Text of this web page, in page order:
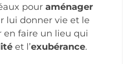
pour aménager
lui donner vie et le
en faire un lieu qui
et l’exubérance.